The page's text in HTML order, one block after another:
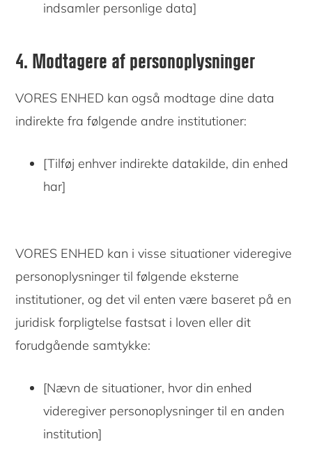
indsamler personlige data]
4. Modtagere af personoplysninger
VORES ENHED kan også modtage dine data
indirekte fra følgende andre institutioner:
[Tilføj enhver indirekte datakilde, din enhed
har]
VORES ENHED kan i visse situationer videregive
personoplysninger til følgende eksterne
institutioner, og det vil enten være baseret på en
juridisk forpligtelse fastsat i loven eller dit
forudgående samtykke:
[Nævn de situationer, hvor din enhed
videregiver personoplysninger til en anden
institution]